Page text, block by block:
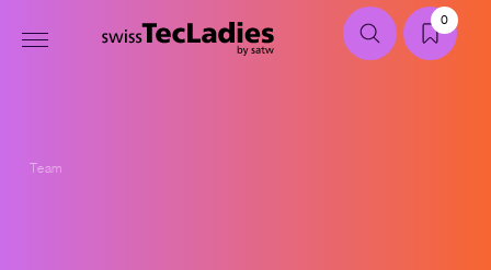
0
Team